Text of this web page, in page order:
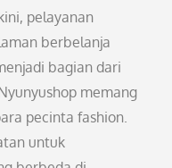
pelayanan
berbelanja
bagian dari
memang
pecinta fashion.
untuk